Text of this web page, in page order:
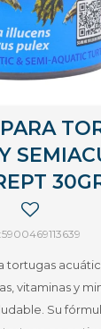
5900469113639
vitaminas y
Su